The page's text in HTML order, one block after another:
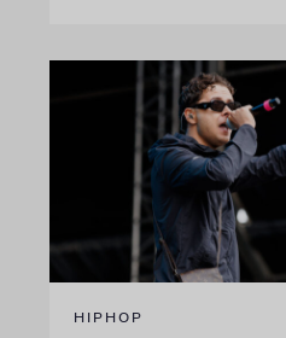
HIPHOP